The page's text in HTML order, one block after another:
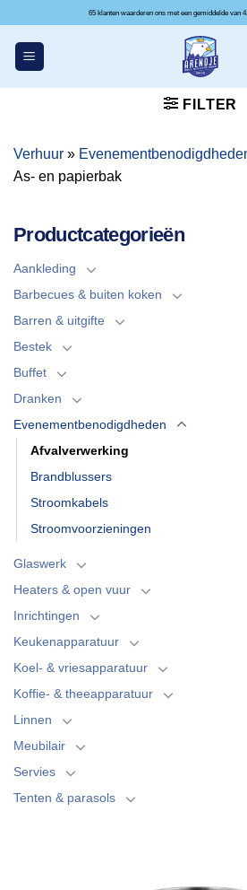
inhoud
65 klanten waarderen ons
FILTER
Verhuur »
As- en papierbak
Productcategorieën
Aankleding
Barbecues & buiten koken
Barren & uitgifte
Bestek
Buffet
Dranken
Evenementbenodigdheden
Afvalverwerking
Brandblussers
Stroomkabels
Stroomvoorzieningen
Glaswerk
Heaters & open vuur
Inrichtingen
Keukenapparatuur
Koel- & vriesapparatuur
Koffie- & theeapparatuur
Linnen
Meubilair
Servies
Tenten & parasols